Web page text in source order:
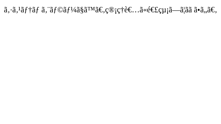
ã‚·ã‚¹ãƒ†ãƒ ã‚¨ãƒ©ãƒ¼ã§ã™ã€‚ç®¡ç†è€…ã«é€£çµ¡ã—ã¦ãã ã•ã„ã€‚